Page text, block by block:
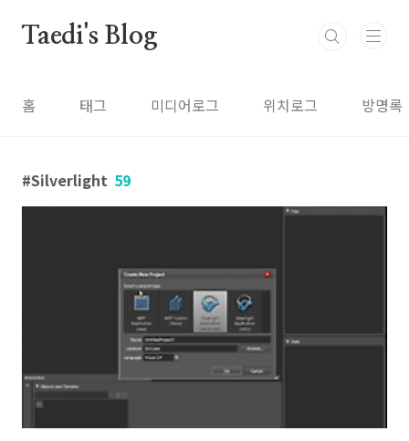
Taedi's Blog
홈 태그 미디어로그 위치로그 방명록
Silverlight 59